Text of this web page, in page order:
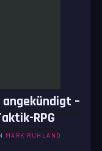
–
RPG
MARK RUHLAND